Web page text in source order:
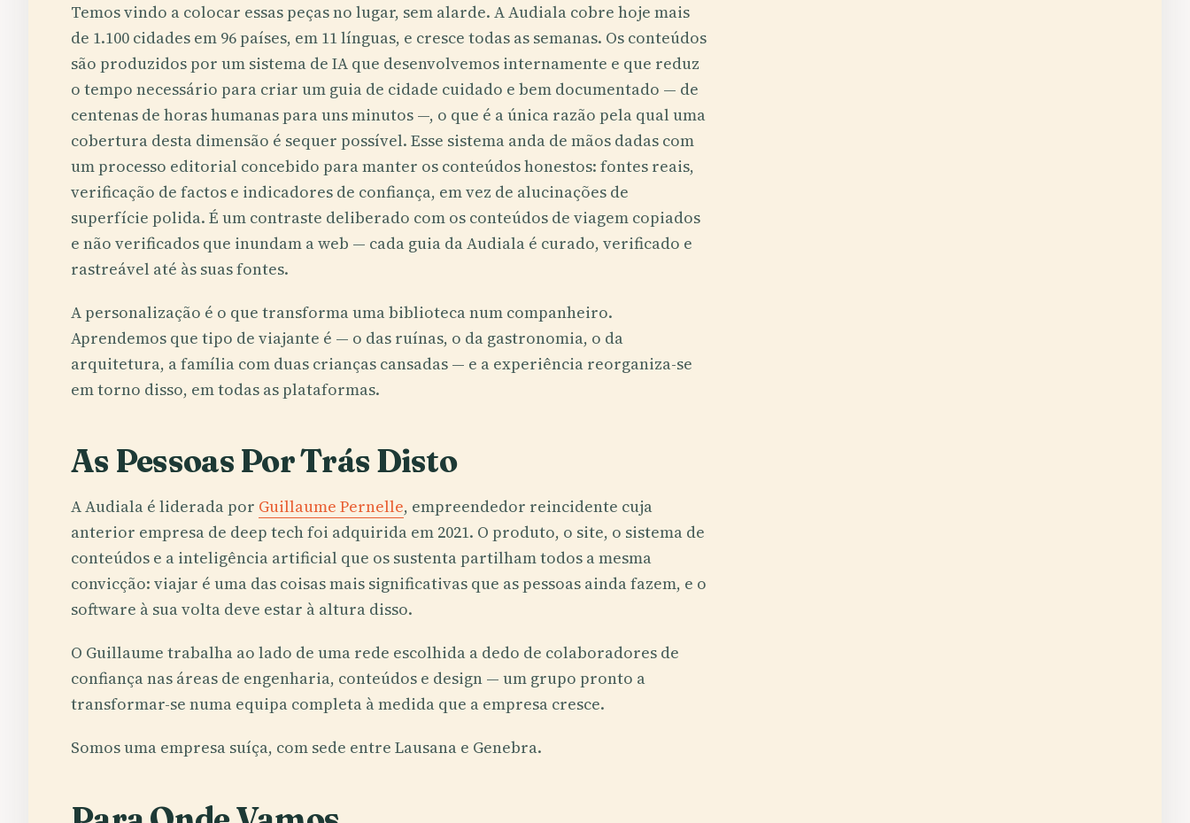
Temos vindo a colocar essas peças no lugar, sem alarde. A Audiala cobre hoje mais
de 1.100 cidades em 96 países, em 11 línguas, e cresce todas as semanas. Os conteúdos
são produzidos por um sistema de IA que desenvolvemos internamente e que reduz
o tempo necessário para criar um guia de cidade cuidado e bem documentado — de
centenas de horas humanas para uns minutos —, o que é a única razão pela qual uma
cobertura desta dimensão é sequer possível. Esse sistema anda de mãos dadas com
um processo editorial concebido para manter os conteúdos honestos: fontes reais,
verificação de factos e indicadores de confiança, em vez de alucinações de
superfície polida. É um contraste deliberado com os conteúdos de viagem copiados
e não verificados que inundam a web — cada guia da Audiala é curado, verificado e
rastreável até às suas fontes.
A personalização é o que transforma uma biblioteca num companheiro.
Aprendemos que tipo de viajante é — o das ruínas, o da gastronomia, o da
arquitetura, a família com duas crianças cansadas — e a experiência reorganiza-se
em torno disso, em todas as plataformas.
As Pessoas Por Trás Disto
A Audiala é liderada por Guillaume Pernelle, empreendedor reincidente cuja
anterior empresa de deep tech foi adquirida em 2021. O produto, o site, o sistema de
conteúdos e a inteligência artificial que os sustenta partilham todos a mesma
convicção: viajar é uma das coisas mais significativas que as pessoas ainda fazem, e o
software à sua volta deve estar à altura disso.
O Guillaume trabalha ao lado de uma rede escolhida a dedo de colaboradores de
confiança nas áreas de engenharia, conteúdos e design — um grupo pronto a
transformar-se numa equipa completa à medida que a empresa cresce.
Somos uma empresa suíça, com sede entre Lausana e Genebra.